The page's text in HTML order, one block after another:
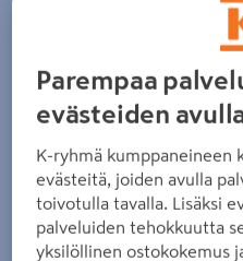
Parempaa
evästeiden
K-ryhmä kumppaneineen
evästeitä, joiden avulla
toivotulla tavalla. Lisäksi
palveluiden tehokkuutta
yksilöllinen ostokokemus